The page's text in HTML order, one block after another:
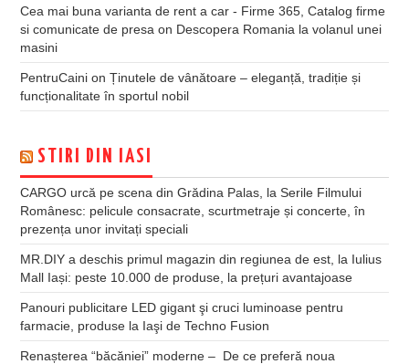
Cea mai buna varianta de rent a car - Firme 365, Catalog firme
si comunicate de presa on Descopera Romania la volanul unei
masini
PentruCaini onȚinutele de vânătoare – eleganță, tradiție și
funcționalitate în sportul nobil
STIRI DIN IASI
CARGO urcă pe scena din Grădina Palas, la Serile Filmului
Românesc: pelicule consacrate, scurtmetraje și concerte, în
prezența unor invitați speciali
MR.DIY a deschis primul magazin din regiunea de est, la Iulius
Mall Iași: peste 10.000 de produse, la prețuri avantajoase
Panouri publicitare LED gigant şi cruci luminoase pentru
farmacie, produse la Iaşi de Techno Fusion
Renașterea “băcăniei” moderne – De ce preferă noua